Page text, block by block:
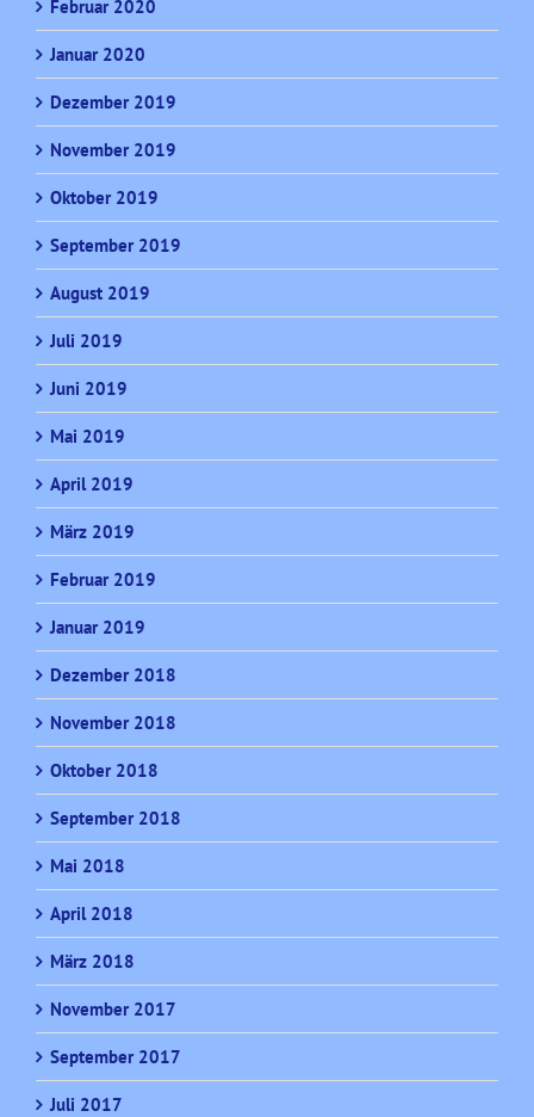
Februar 2020
Januar 2020
Dezember 2019
November 2019
Oktober 2019
September 2019
August 2019
Juli 2019
Juni 2019
Mai 2019
April 2019
März 2019
Februar 2019
Januar 2019
Dezember 2018
November 2018
Oktober 2018
September 2018
Mai 2018
April 2018
März 2018
November 2017
September 2017
Juli 2017